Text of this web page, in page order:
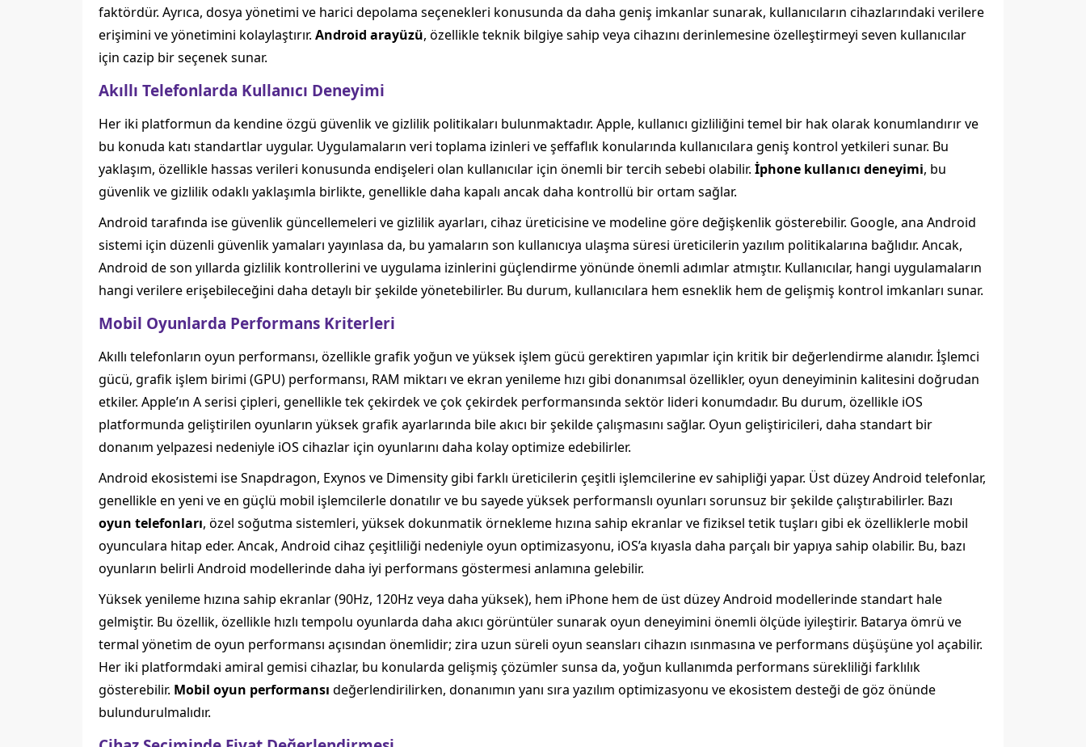
faktördür. Ayrıca, dosya yönetimi ve harici depolama seçenekleri konusunda da daha geniş imkanlar sunarak, kullanıcıların cihazlarındaki verilere
erişimini ve yönetimini kolaylaştırır. Android arayüzü, özellikle teknik bilgiye sahip veya cihazını derinlemesine özelleştirmeyi seven kullanıcılar
için cazip bir seçenek sunar.
Akıllı Telefonlarda Kullanıcı Deneyimi
Her iki platformun da kendine özgü güvenlik ve gizlilik politikaları bulunmaktadır. Apple, kullanıcı gizliliğini temel bir hak olarak konumlandırır ve
bu konuda katı standartlar uygular. Uygulamaların veri toplama izinleri ve şeffaflık konularında kullanıcılara geniş kontrol yetkileri sunar. Bu
yaklaşım, özellikle hassas verileri konusunda endişeleri olan kullanıcılar için önemli bir tercih sebebi olabilir. İphone kullanıcı deneyimi, bu
güvenlik ve gizlilik odaklı yaklaşımla birlikte, genellikle daha kapalı ancak daha kontrollü bir ortam sağlar.
Android tarafında ise güvenlik güncellemeleri ve gizlilik ayarları, cihaz üreticisine ve modeline göre değişkenlik gösterebilir. Google, ana Android
sistemi için düzenli güvenlik yamaları yayınlasa da, bu yamaların son kullanıcıya ulaşma süresi üreticilerin yazılım politikalarına bağlıdır. Ancak,
Android de son yıllarda gizlilik kontrollerini ve uygulama izinlerini güçlendirme yönünde önemli adımlar atmıştır. Kullanıcılar, hangi uygulamaların
hangi verilere erişebileceğini daha detaylı bir şekilde yönetebilirler. Bu durum, kullanıcılara hem esneklik hem de gelişmiş kontrol imkanları sunar.
Mobil Oyunlarda Performans Kriterleri
Akıllı telefonların oyun performansı, özellikle grafik yoğun ve yüksek işlem gücü gerektiren yapımlar için kritik bir değerlendirme alanıdır. İşlemci
gücü, grafik işlem birimi (GPU) performansı, RAM miktarı ve ekran yenileme hızı gibi donanımsal özellikler, oyun deneyiminin kalitesini doğrudan
etkiler. Apple’ın A serisi çipleri, genellikle tek çekirdek ve çok çekirdek performansında sektör lideri konumdadır. Bu durum, özellikle iOS
platformunda geliştirilen oyunların yüksek grafik ayarlarında bile akıcı bir şekilde çalışmasını sağlar. Oyun geliştiricileri, daha standart bir
donanım yelpazesi nedeniyle iOS cihazlar için oyunlarını daha kolay optimize edebilirler.
Android ekosistemi ise Snapdragon, Exynos ve Dimensity gibi farklı üreticilerin çeşitli işlemcilerine ev sahipliği yapar. Üst düzey Android telefonlar,
genellikle en yeni ve en güçlü mobil işlemcilerle donatılır ve bu sayede yüksek performanslı oyunları sorunsuz bir şekilde çalıştırabilirler. Bazı
oyun telefonları, özel soğutma sistemleri, yüksek dokunmatik örnekleme hızına sahip ekranlar ve fiziksel tetik tuşları gibi ek özelliklerle mobil
oyunculara hitap eder. Ancak, Android cihaz çeşitliliği nedeniyle oyun optimizasyonu, iOS’a kıyasla daha parçalı bir yapıya sahip olabilir. Bu, bazı
oyunların belirli Android modellerinde daha iyi performans göstermesi anlamına gelebilir.
Yüksek yenileme hızına sahip ekranlar (90Hz, 120Hz veya daha yüksek), hem iPhone hem de üst düzey Android modellerinde standart hale
gelmiştir. Bu özellik, özellikle hızlı tempolu oyunlarda daha akıcı görüntüler sunarak oyun deneyimini önemli ölçüde iyileştirir. Batarya ömrü ve
termal yönetim de oyun performansı açısından önemlidir; zira uzun süreli oyun seansları cihazın ısınmasına ve performans düşüşüne yol açabilir.
Her iki platformdaki amiral gemisi cihazlar, bu konularda gelişmiş çözümler sunsa da, yoğun kullanımda performans sürekliliği farklılık
gösterebilir. Mobil oyun performansı değerlendirilirken, donanımın yanı sıra yazılım optimizasyonu ve ekosistem desteği de göz önünde
bulundurulmalıdır.